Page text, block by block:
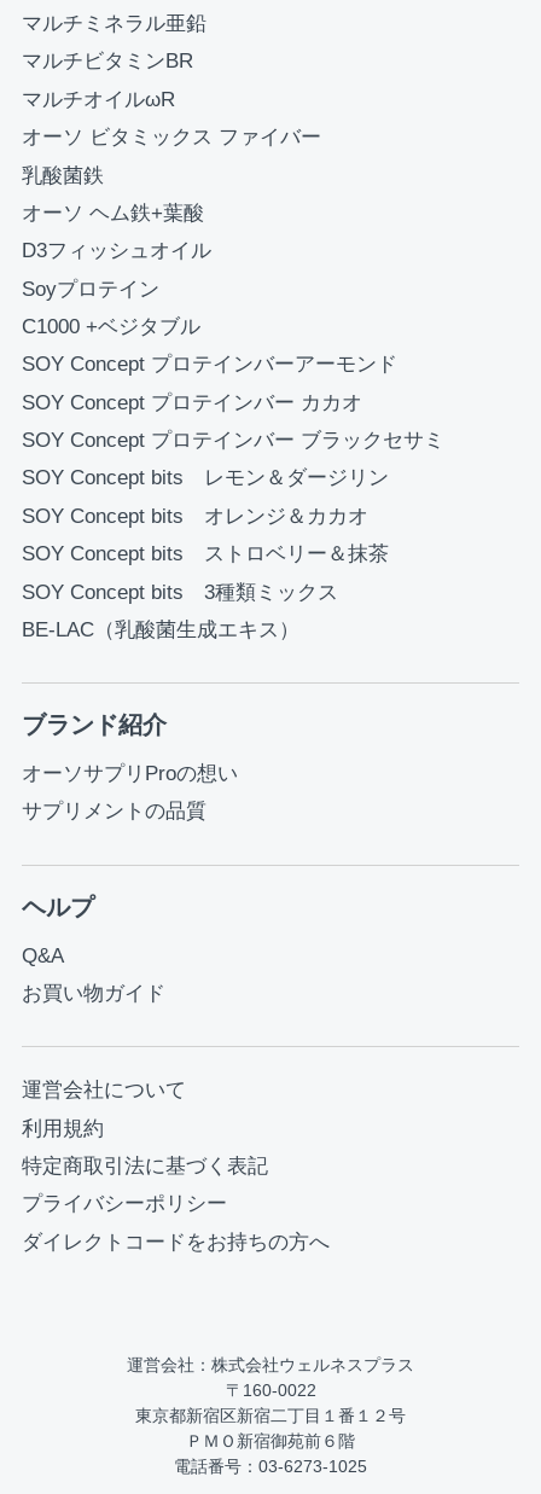
マルチミネラル亜鉛
マルチビタミンBR
マルチオイルωR
オーソ ビタミックス ファイバー
乳酸菌鉄
オーソ ヘム鉄+葉酸
D3フィッシュオイル
Soyプロテイン
C1000 +ベジタブル
SOY Concept プロテインバーアーモンド
SOY Concept プロテインバー カカオ
SOY Concept プロテインバー ブラックセサミ
SOY Concept bits レモン＆ダージリン
SOY Concept bits オレンジ＆カカオ
SOY Concept bits ストロベリー＆抹茶
SOY Concept bits 3種類ミックス
BE-LAC（乳酸菌生成エキス）
ブランド紹介
オーソサプリProの想い
サプリメントの品質
ヘルプ
Q&A
お買い物ガイド
運営会社について
利用規約
特定商取引法に基づく表記
プライバシーポリシー
ダイレクトコードをお持ちの方へ
運営会社：株式会社ウェルネスプラス
〒160-0022
東京都新宿区新宿二丁目１番１２号
ＰＭＯ新宿御苑前６階
電話番号：03-6273-1025